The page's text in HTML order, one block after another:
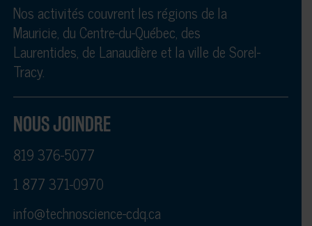
Nos activités couvrent les régions de la
Mauricie, du Centre-du-Québec, des
Laurentides, de Lanaudière et la ville de Sorel-
Tracy.
NOUS JOINDRE
819 376-5077
1 877 371-0970
info@technoscience-cdq.ca